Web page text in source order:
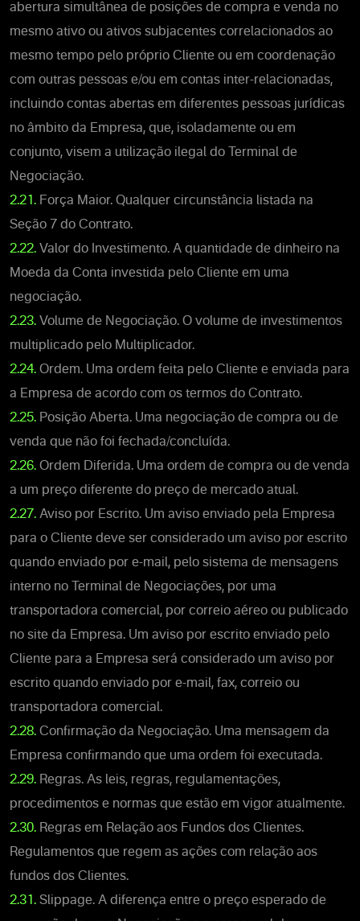
abertura simultânea de posições de compra e venda no
mesmo ativo ou ativos subjacentes correlacionados ao
mesmo tempo pelo próprio Cliente ou em coordenação
com outras pessoas e/ou em contas inter-relacionadas,
incluindo contas abertas em diferentes pessoas jurídicas
no âmbito da Empresa, que, isoladamente ou em
conjunto, visem a utilização ilegal do Terminal de
Negociação.
2.21. Força Maior. Qualquer circunstância listada na
Seção 7 do Contrato.
2.22. Valor do Investimento. A quantidade de dinheiro na
Moeda da Conta investida pelo Cliente em uma
negociação.
2.23. Volume de Negociação. O volume de investimentos
multiplicado pelo Multiplicador.
2.24. Ordem. Uma ordem feita pelo Cliente e enviada para
a Empresa de acordo com os termos do Contrato.
2.25. Posição Aberta. Uma negociação de compra ou de
venda que não foi fechada/concluída.
2.26. Ordem Diferida. Uma ordem de compra ou de venda
a um preço diferente do preço de mercado atual.
2.27. Aviso por Escrito. Um aviso enviado pela Empresa
para o Cliente deve ser considerado um aviso por escrito
quando enviado por e-mail, pelo sistema de mensagens
interno no Terminal de Negociações, por uma
transportadora comercial, por correio aéreo ou publicado
no site da Empresa. Um aviso por escrito enviado pelo
Cliente para a Empresa será considerado um aviso por
escrito quando enviado por e-mail, fax, correio ou
transportadora comercial.
2.28. Confirmação da Negociação. Uma mensagem da
Empresa confirmando que uma ordem foi executada.
2.29. Regras. As leis, regras, regulamentações,
procedimentos e normas que estão em vigor atualmente.
2.30. Regras em Relação aos Fundos dos Clientes.
Regulamentos que regem as ações com relação aos
fundos dos Clientes.
2.31. Slippage. A diferença entre o preço esperado de